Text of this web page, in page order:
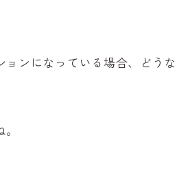
ンになっている場合、どう